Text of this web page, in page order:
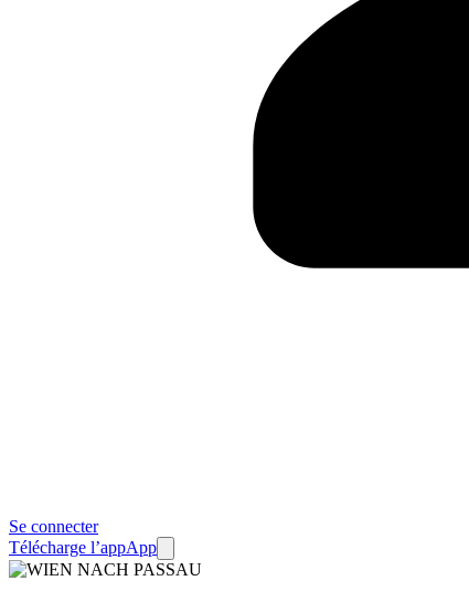
Se connecter
Télécharge l’appApp